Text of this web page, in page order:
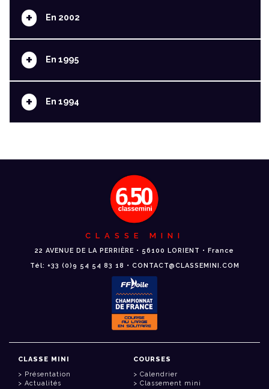
+ En 2002
+ En 1995
+ En 1994
CLASSE MINI
22 AVENUE DE LA PERRIÈRE • 56100 LORIENT • France
Tél: +33 (0)9 54 54 83 18 • CONTACT@CLASSEMINI.COM
CLASSE MINI
Présentation
Actualités
COURSES
Calendrier
Classement mini